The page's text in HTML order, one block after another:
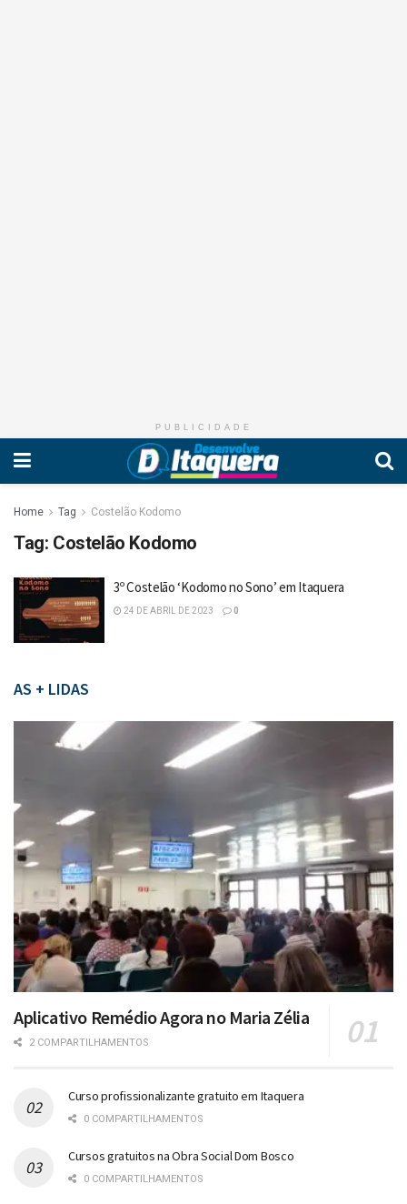
PUBLICIDADE
Home Tag Costelão Kodomo
Tag: Costelão Kodomo
3º Costelão ‘Kodomo no Sono’ em Itaquera
24 DE ABRIL DE 2023 0
AS + LIDAS
Aplicativo Remédio Agora no Maria Zélia
2 COMPARTILHAMENTOS
Curso profissionalizante gratuito em Itaquera
0 COMPARTILHAMENTOS
Cursos gratuitos na Obra Social Dom Bosco
0 COMPARTILHAMENTOS